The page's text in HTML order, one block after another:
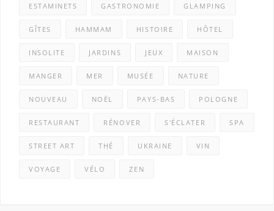
ESTAMINETS GASTRONOMIE GLAMPING
GÎTES HAMMAM HISTOIRE HÔTEL
INSOLITE JARDINS JEUX MAISON
MANGER MER MUSÉE NATURE
NOUVEAU NOËL PAYS-BAS POLOGNE
RESTAURANT RÉNOVER S'ÉCLATER SPA
STREET ART THÉ UKRAINE VIN
VOYAGE VÉLO ZEN